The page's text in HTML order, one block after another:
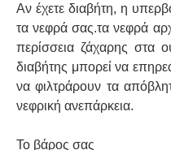
Αν έχετε διαβήτη, η
τα νεφρά σας.τα νεφρά
περίσσεια ζάχαρης στα
διαβήτης μπορεί να
να φιλτράρουν τα
νεφρική ανεπάρκεια.
Το βάρος σας